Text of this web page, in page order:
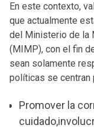
En este contexto,
que actualmente
del Ministerio de la
(MIMP), con el fin
sean solamente
políticas se centran
Promover la